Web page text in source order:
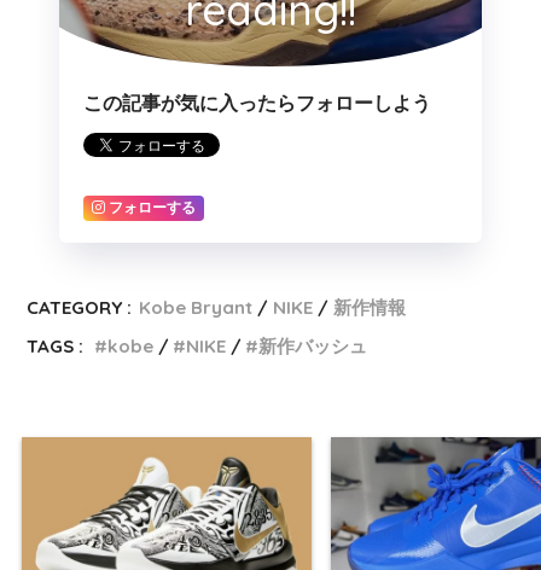
この記事が気に入ったらフォローしよう
フォローする
CATEGORY : Kobe Bryant NIKE
新作情報
TAGS :
kobe NIKE 新作バッシュ